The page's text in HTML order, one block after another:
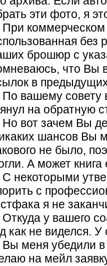
эти фото, я
При коммерческом
без
брошюр с
что Вы
в
По вашему совету
на обратную
Но вот зачем Вы
шансов Вы
не было,
А может
С некоторыми
с
я не
Откуда у вашего
как не виделся.
Вы меня убедили
на мейл